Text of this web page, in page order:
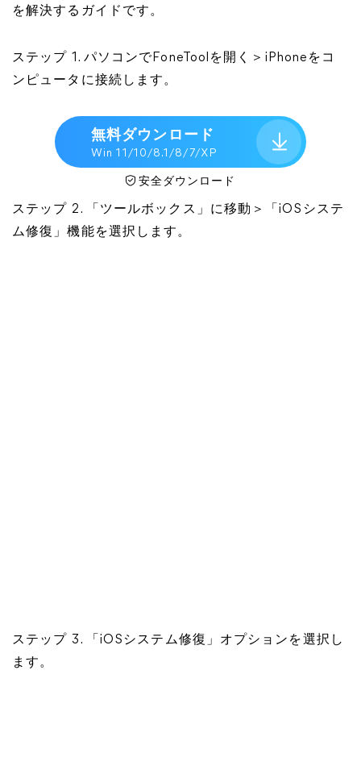
を解決するガイドです。
ステップ 1. パソコンでFoneToolを開く＞iPhoneをコ
ンピュータに接続します。
無料ダウンロード
Win 11/10/8.1/8/7/XP
安全ダウンロード
ステップ 2. 「ツールボックス」に移動＞「iOSシステ
ム修復」機能を選択します。
ステップ 3. 「iOSシステム修復」オプションを選択し
ます。